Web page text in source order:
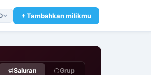
+ Tambahkan milikmu
Saluran Grup